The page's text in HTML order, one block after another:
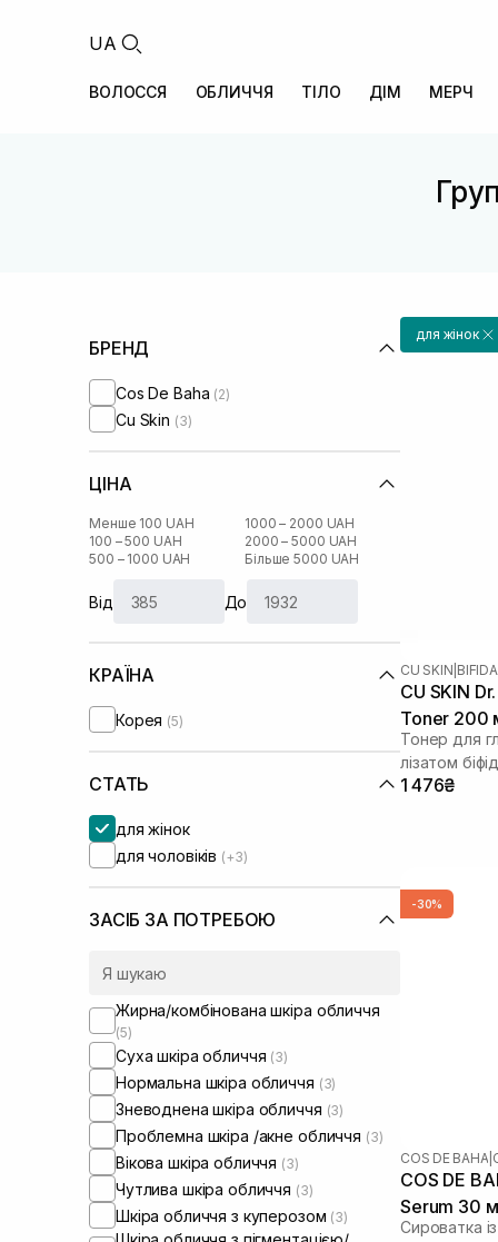
UA
ВОЛОССЯ ОБЛИЧЧЯ ТІЛО ДІМ МЕРЧ
БРЕНД
Cos De Baha (2)
Cu Skin (3)
ЦІНА
Менше 100 UAH
100 – 500 UAH
500 – 1000 UAH
1000 – 2000 UAH
2000 – 5000 UAH
Більше 5000 UAH
Від До
КРАЇНА
Корея (5)
СТАТЬ
для жінок
для чоловіків (+3)
ЗАСІБ ЗА ПОТРЕБОЮ
Жирна/комбінована шкіра обличчя
(5)
Суха шкіра обличчя (3)
Нормальна шкіра обличчя (3)
Зневоднена шкіра обличчя (3)
Проблемна шкіра /акне обличчя (3)
Вікова шкіра обличчя (3)
Чутлива шкіра обличчя (3)
Шкіра обличчя з куперозом (3)
для жінок
CU SKIN
CU SKIN
Toner 200
Тонер для
лізатом
1 476₴
-30%
COS DE BAHA
COS DE
Serum 30
Сироватка